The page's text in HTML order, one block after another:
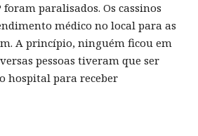
foram paralisados. Os cassinos
médico no local para as
A princípio, ninguém ficou em
pessoas tiveram que ser
hospital para receber